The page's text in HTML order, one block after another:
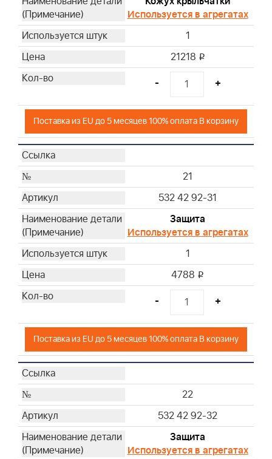
Используется в агрегатах
1
21218 i
- +
Поставка из EU до 5 месяцев 100% оплата В корзину
21
532 42 92-31
Защита
Используется в агрегатах
1
4788 i
- +
Поставка из EU до 5 месяцев 100% оплата В корзину
22
532 42 92-32
Защита
Используется в агрегатах